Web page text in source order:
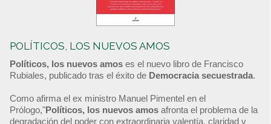
POLÍTICOS, LOS NUEVOS AMOS
Políticos, los nuevos amos es el nuevo libro de Francisco
Rubiales, publicado tras el éxito de Democracia secuestrada.
Como afirma el ex ministro Manuel Pimentel en el
Prólogo,"Políticos, los nuevos amos afronta el problema de la
degradación del poder con extraordinaria valentía, claridad y